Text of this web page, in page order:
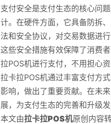
支付安全是支付生态的核心问
计。在硬件方面，它具备防拆
法和安全协议，对交易数据进
这些安全措施有效保障了消费
拉POS机进行支付，不用担心
拉卡拉POS机通过丰富支付方
影响，做出了重要贡献。在未
展，为支付生态的完善和升级发
本文由拉卡拉POS机原创内容